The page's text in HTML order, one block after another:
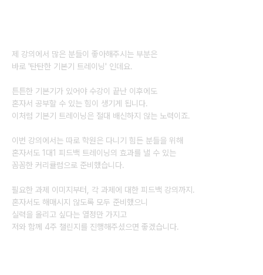
제 강의에서 많은 분들이 좋아해주시는 부분은
바로 '탄탄한 기본기 트레이닝' 인데요.
튼튼한 기본기가 있어야 수강이 끝난 이후에도
혼자서 공부할 수 있는 힘이 생기게 됩니다.
이처럼 기본기 트레이닝은 절대 배신하지 않는 노력이죠.
이번 강의에서는 따로 학원은 다니기 힘든 분들을 위해
혼자서도 1대1 피드백 트레이닝의 효과를 낼 수 있는
꼼꼼한 커리큘럼으로 준비했습니다.
필요한 과제 이미지부터, 각 과제에 대한 피드백 강의까지.
혼자서도 해매시지 않도록 모두 준비했으니
실력을 올리고 싶다는 열정만 가지고
저와 함께 4주 챌린지를 진행해주셨으면 좋겠습니다.